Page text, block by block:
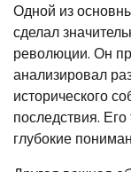
Одной из
сделал
революции. Он
анализировал
исторического
последствия.
глубокие